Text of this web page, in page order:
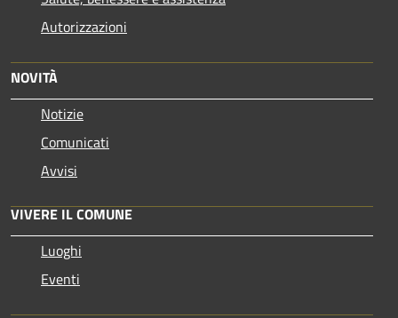
Autorizzazioni
NOVITÀ
Notizie
Comunicati
Avvisi
VIVERE IL COMUNE
Luoghi
Eventi